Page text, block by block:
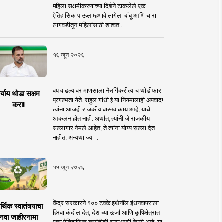
महिला सक्षमीकरणाच्या दिशेने टाकलेले एक
ऐतिहासिक पाऊल म्हणावे लागेल. बांबू आणि चारा
लागवडीतून महिलांसाठी शाश्वत ..
१६ जून २०२६
थोडा सक्षम
करा!
वय वाढल्यावर माणसाला नैसर्गिकरीत्याच थोडीफार
प्रगल्भता येते. राहुल गांधी हे या नियमालाही अपवाद!
त्यांना आजही राजकीय वास्तव काय आहे, याचे
आकलन होत नाही. अर्थात, त्यांनी जे राजकीय
सल्लागार नेमले आहेत, ते त्यांना योग्य सल्ला देत
नाहीत, अन्यथा ज्या ..
१५ जून २०२६
स्वातंत्र्याचा
जाहीरनामा
केंद्र सरकारने १०० टक्के इथेनॉल इंधनवापराला
हिरवा कंदील देत, देशाच्या ऊर्जा आणि कृषिक्षेत्रात